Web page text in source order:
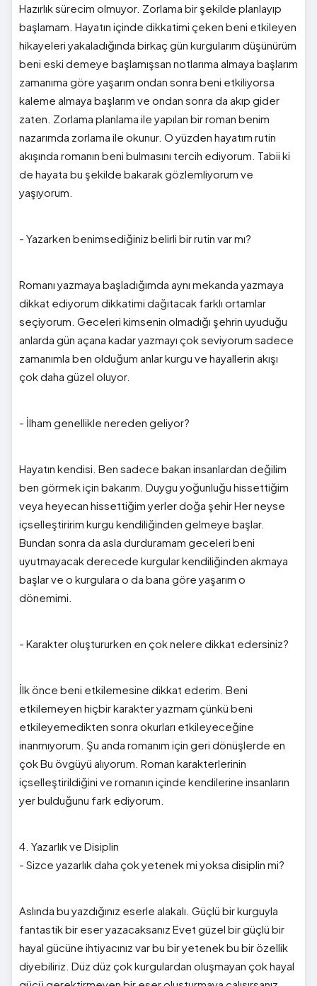
Hazırlık sürecim olmuyor. Zorlama bir şekilde planlayıp
başlamam. Hayatın içinde dikkatimi çeken beni etkileyen
hikayeleri yakaladığında birkaç gün kurgularım düşünürüm
beni eski demeye başlamışsan notlarıma almaya başlarım
zamanıma göre yaşarım ondan sonra beni etkiliyorsa
kaleme almaya başlarım ve ondan sonra da akıp gider
zaten. Zorlama planlama ile yapılan bir roman benim
nazarımda zorlama ile okunur. O yüzden hayatım rutin
akışında romanın beni bulmasını tercih ediyorum. Tabii ki
de hayata bu şekilde bakarak gözlemliyorum ve
yaşıyorum.
- Yazarken benimsediğiniz belirli bir rutin var mı?
Romanı yazmaya başladığımda aynı mekanda yazmaya
dikkat ediyorum dikkatimi dağıtacak farklı ortamlar
seçiyorum. Geceleri kimsenin olmadığı şehrin uyuduğu
anlarda gün açana kadar yazmayı çok seviyorum sadece
zamanımla ben olduğum anlar kurgu ve hayallerin akışı
çok daha güzel oluyor.
- İlham genellikle nereden geliyor?
Hayatın kendisi. Ben sadece bakan insanlardan değilim
ben görmek için bakarım. Duygu yoğunluğu hissettiğim
veya heyecan hissettiğim yerler doğa şehir Her neyse
içselleştiririm kurgu kendiliğinden gelmeye başlar.
Bundan sonra da asla durduramam geceleri beni
uyutmayacak derecede kurgular kendiliğinden akmaya
başlar ve o kurgulara o da bana göre yaşarım o
dönemimi.
- Karakter oluştururken en çok nelere dikkat edersiniz?
İlk önce beni etkilemesine dikkat ederim. Beni
etkilemeyen hiçbir karakter yazmam çünkü beni
etkileyemedikten sonra okurları etkileyeceğine
inanmıyorum. Şu anda romanım için geri dönüşlerde en
çok Bu övgüyü alıyorum. Roman karakterlerinin
içselleştirildiğini ve romanın içinde kendilerine insanların
yer bulduğunu fark ediyorum.
4. Yazarlık ve Disiplin
- Sizce yazarlık daha çok yetenek mi yoksa disiplin mi?
Aslında bu yazdığınız eserle alakalı. Güçlü bir kurguyla
fantastik bir eser yazacaksanız Evet güzel bir güçlü bir
hayal gücüne ihtiyacınız var bu bir yetenek bu bir özellik
diyebiliriz. Düz düz çok kurgulardan oluşmayan çok hayal